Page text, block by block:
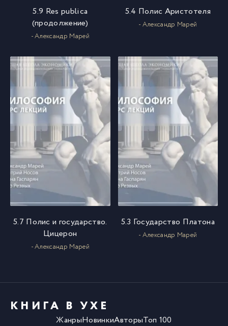
5.9 Res publica
(продолжение)
- Александр Марей
5.4 Полис Аристотеля
- Александр Марей
5.7 Полис и государство.
Цицерон
- Александр Марей
5.3 Государство Платона
- Александр Марей
КНИГА В УХЕ
ЖанрыНовинкиАвторыТоп 100